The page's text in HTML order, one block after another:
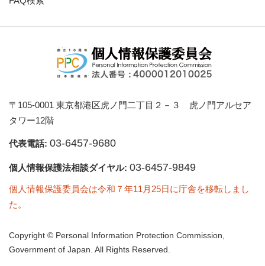
〒105-0001 東京都港区虎ノ門二丁目２－３ 虎ノ門アルセア
タワー12階
代表電話: 03-6457-9680
個人情報保護法相談ダイヤル: 03-6457-9849
個人情報保護委員会は令和７年11月25日に庁舎を移転しまし
た。
Copyright © Personal Information Protection Commission,
Government of Japan. All Rights Reserved.